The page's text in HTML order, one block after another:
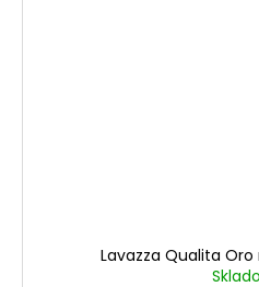
Lavazza Qualita